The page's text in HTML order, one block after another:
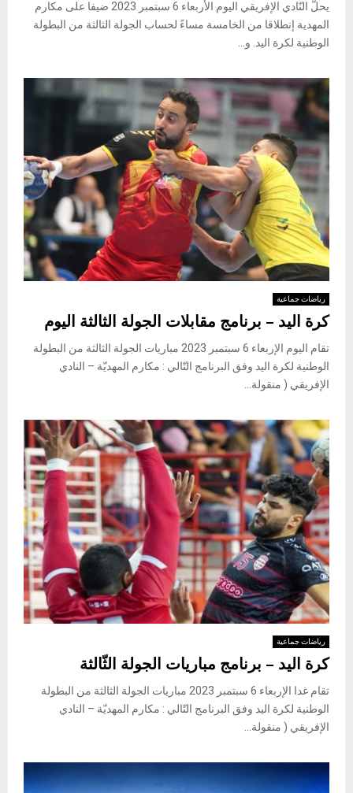
يحلّ النّادي الإفريقي اليوم الأربعاء 6 سبتمبر 2023 ضيفا على مكارم
المهدية إنطلاقا من الخامسة مساءً لحساب الجولة الثالثة من البطولة
الوطنية لكرة اليد. و...
رياضات جماعية
كرة اليد – برنامج مقابلات الجولة الثالثة اليوم
تقام اليوم الإربعاء 6 سبتمبر 2023 مباريات الجولة الثالثة من البطولة
الوطنية لكرة اليد وفق البرنامج التّالي : مكارم المهديّة – النادي
الإفريقي ( منقولة...
رياضات جماعية
كرة اليد – برنامج مباريات الجولة الثّالثة
تقام غدا الإربعاء 6 سبتمبر 2023 مباريات الجولة الثالثة من البطولة
الوطنية لكرة اليد وفق البرنامج التّالي : مكارم المهديّة – النادي
الإفريقي ( منقولة...